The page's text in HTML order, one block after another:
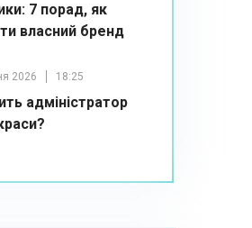
7 порад, як
власний бренд
2026 18:25
адміністратор